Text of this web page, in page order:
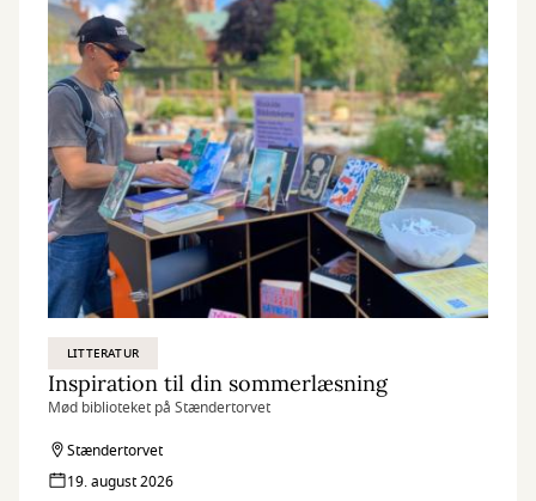
LITTERATUR
Inspiration til din sommerlæsning
Mød biblioteket på Stændertorvet
Stændertorvet
19. august 2026